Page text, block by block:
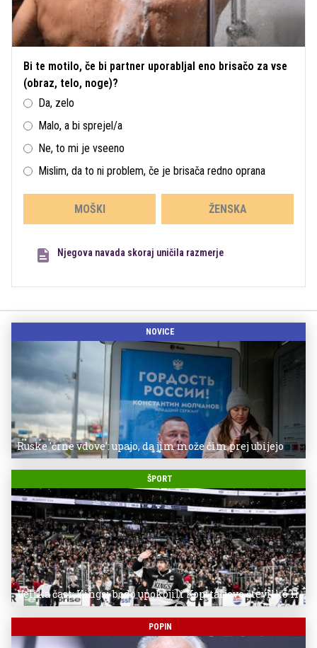
Bi te motilo, če bi partner uporabljal eno brisačo za vse
(obraz, telo, noge)?
Da, zelo
Malo, a bi sprejel/a
Ne, to mi je vseeno
Mislim, da to ni problem, če je brisača redno oprana
MOŠKI ŽENSKA
Njegova navada skoraj uničila razmerje
NOVICE
Ruske 'črne vdove': upajo, da jim može čim prej ubijejo
ŠPORT
Velika čast: Kingsi bodo upokojili Kopitarjevo številko 11
POPIN